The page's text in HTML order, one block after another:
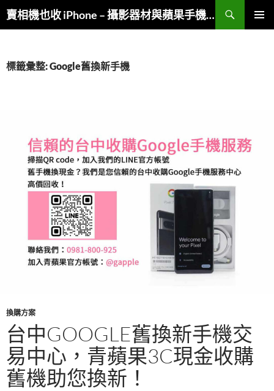
跳
至
內
賣相機也收 iPhone – 攝影器材與蘋果手機複合收購
搜
尋
標籤彙整: Google舊換新手機
換購方案
台中GOOGLE舊換新手機交
易中心，青蘋果3C現金收購
舊機助您換新！